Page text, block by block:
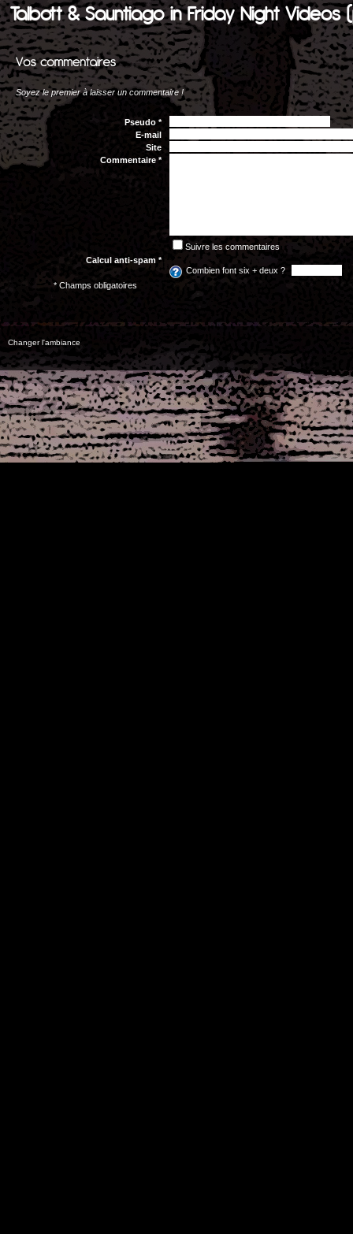
Talbott & Sauntiago in Friday Night Videos
Soyez le premier à laisser un commentaire !
Pseudo *
E-mail
Site
Commentaire *
Suivre les commentaires
Calcul anti-spam *
Combien font six + deux ?
* Champs obligatoires
Changer l'ambiance